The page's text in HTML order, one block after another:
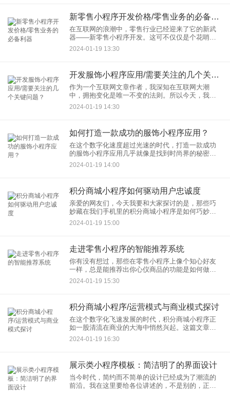
新零售小程序开发价格/零售业务的必备利器
在互联网的浪潮中，零售行业已经迎来了它的新武
器——新零售小程序开发。这可不仅仅是个花哨的
名词，它是零售业务蜕变升级的利器，一个可以让
你的商业帝国步入21世纪的神器。话不多说，让我
2024-01-19 13:30
开发服饰小程序应用/需要关注的几个关键问题？
作为一个互联网文章作者，我深知在互联网大潮
中，拥抱变化是唯一不变的法则。所以今天，我们
要聊的是一项让时尚遇见科技的酷炫事儿——开发
服饰小程序。这不仅仅是为了让衣服“上云端”，更是
2024-01-19 14:30
如何打造一款成功的服饰小程序应用？
在这个数字化速度超过光速的时代，打造一款成功
的服饰小程序应用几乎就像是找到时尚界的秘密通
道一样。作为一个互联网科技的忠实追随者，我来
告诉你如何将一款简单的小程序应用转化成时尚界
2024-01-19 14:00
积分商城小程序如何驱动用户忠诚度
亲爱的网友们，今天我要和大家探讨的是，那些巧
妙藏在我们手机里的积分商城小程序是如何巧妙地
抓住我们的心，让我们不自觉地成为忠实粉丝的。
咱们先来简单扒一扒小程序的皮
2024-01-19 15:00
走进零售小程序的智能推荐系统
你有没有想过，那些在零售小程序上像个知心好友
一样，总是能推荐出你心仪商品的功能是如何做到
的？今天，就让我带你走进这个充满魔力的世界
——零售小程序的智能推荐系统。
2024-01-19 15:30
积分商城小程序/运营模式与商业模式探讨
在这个数字化飞速发展的时代，积分商城小程序正
如一股清流在商业的大海中悄然兴起。这篇文章的
标题——《积分商城小程序：运营模式与商业模式
探讨》，将带大家一起揭开积分商城小程序的神秘
2024-01-19 16:30
展示类小程序模板：简洁明了的界面设计
当今时代，简约而不简单的设计已经成为了潮流的
前沿。我在这里要给各位讲述的，不是别的，正是